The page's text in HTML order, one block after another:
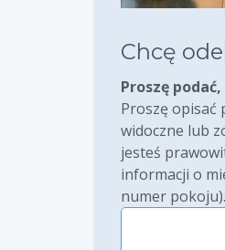
Chcę
Proszę
Proszę opisać
widoczne lub
jesteś
informacji o
numer